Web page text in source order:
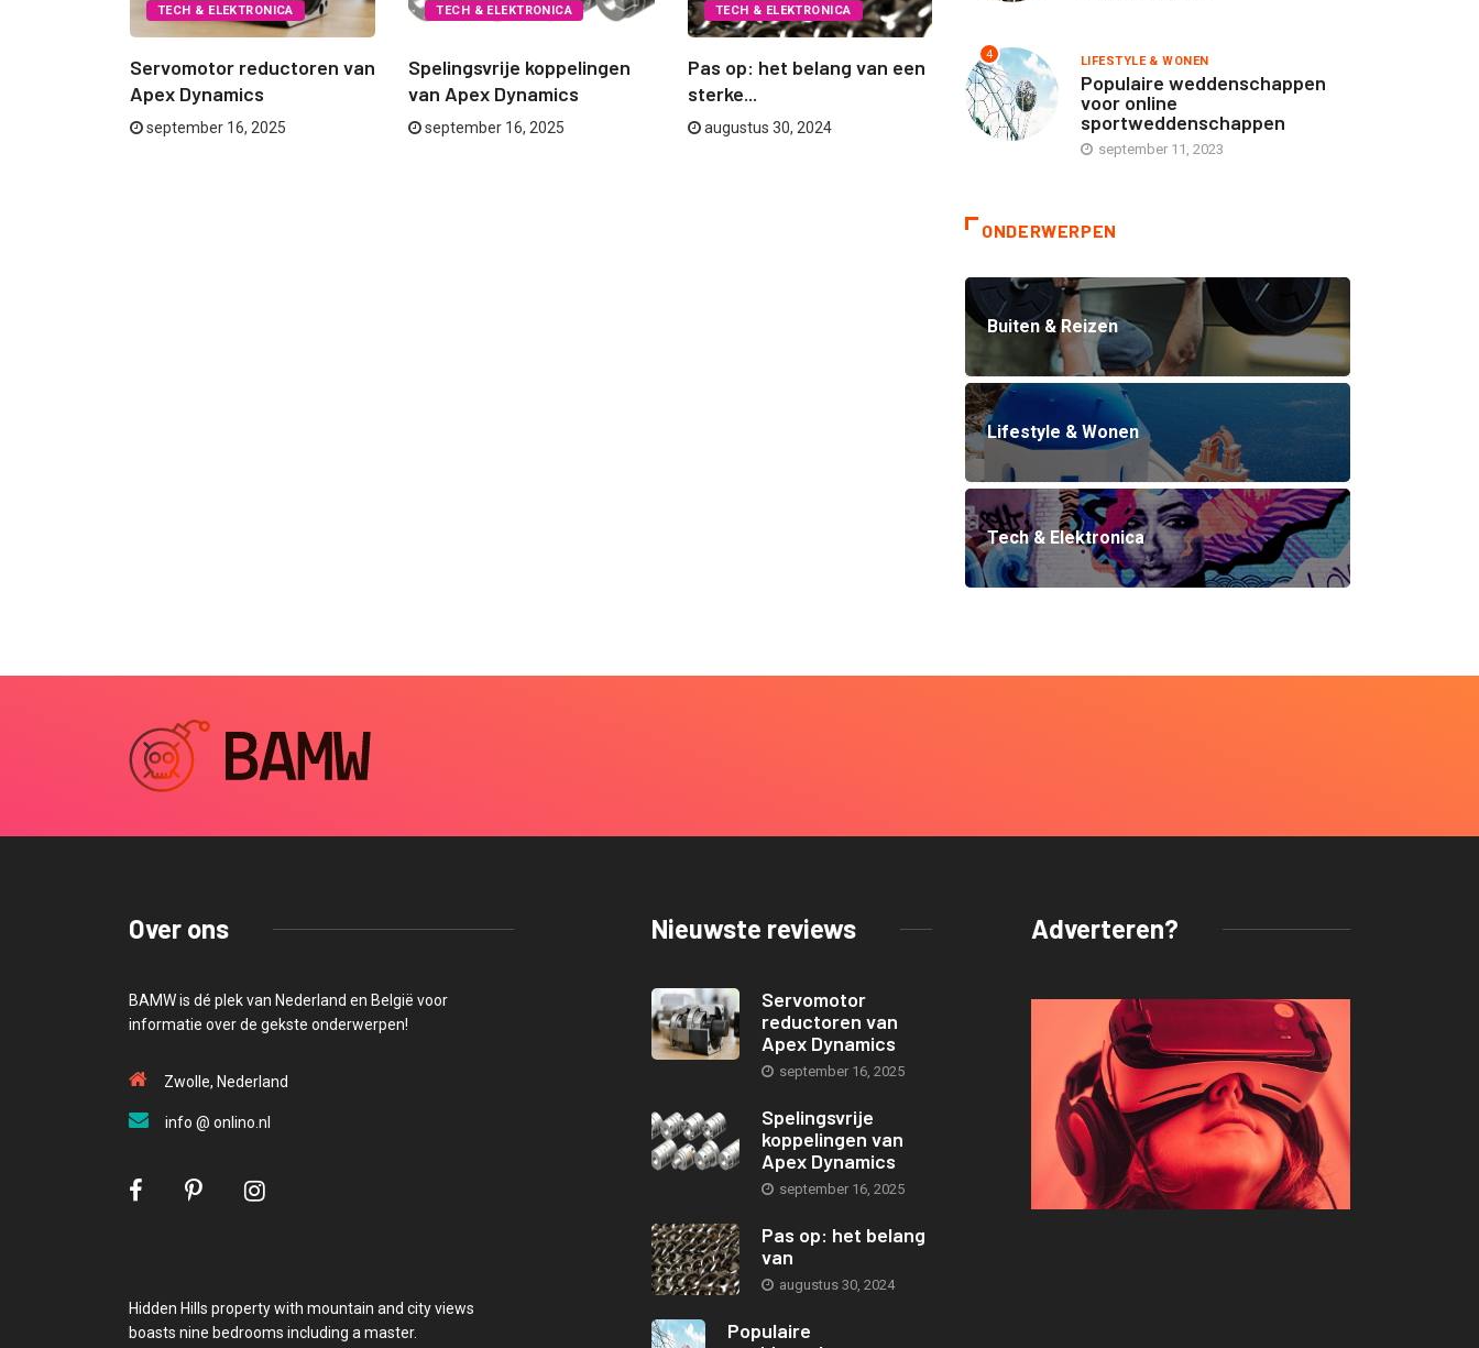
TECH & ELEKTRONICA
Servomotor reductoren van
Apex Dynamics
september 16, 2025
TECH & ELEKTRONICA
Spelingsvrije koppelingen
van Apex Dynamics
september 16, 2025
TECH & ELEKTRONICA
Pas op: het belang van een
sterke...
augustus 30, 2024
Servomotor reductoren van
Apex Dynamics
september 16, 2025
van Apex Dynamics
september 16, 2025
4 LIFESTYLE & WONEN
Populaire weddenschappen
voor online
sportweddenschappen
september 11, 2023
ONDERWERPEN
Buiten & Reizen
Lifestyle & Wonen
Tech & Elektronica
Over ons
BAMW is dé plek van Nederland en België voor
informatie over de gekste onderwerpen!
Zwolle, Nederland
info @ onlino.nl
Hidden Hills property with mountain and city views
boasts nine bedrooms including a master.
Nieuwste reviews
Servomotor
reductoren van
Apex Dynamics
september 16, 2025
Spelingsvrije
koppelingen van
Apex Dynamics
september 16, 2025
Pas op: het belang
van
augustus 30, 2024
Populaire
Adverteren?